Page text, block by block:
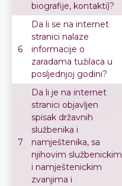
biografije, kontakti)?
6
Da li se na internet
stranici nalaze
informacije o
zaradama tužilaca u
posljednjoj godini?
7
Da li je na internet
stranici objavljen
spisak državnih
službenika i
namještenika, sa
njihovim službenickim
i namještenickim
zvanjima i